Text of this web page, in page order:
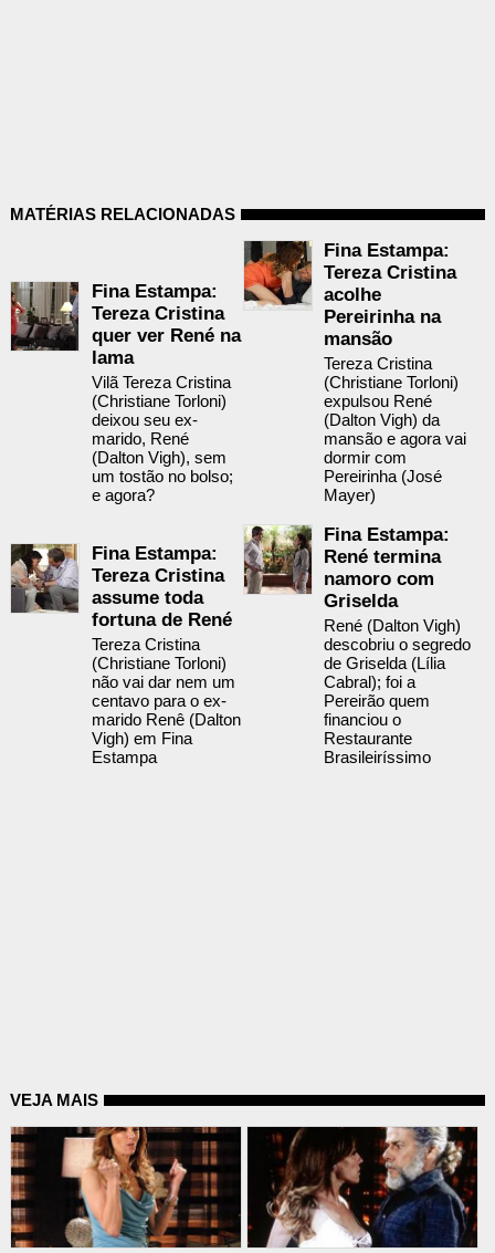
MATÉRIAS RELACIONADAS
Fina Estampa:
Tereza Cristina
quer ver René na
lama
Vilã Tereza Cristina
(Christiane Torloni)
deixou seu ex-
marido, René
(Dalton Vigh), sem
um tostão no bolso;
e agora?
Fina Estampa:
Tereza Cristina
acolhe
Pereirinha na
mansão
Tereza Cristina
(Christiane Torloni)
expulsou René
(Dalton Vigh) da
mansão e agora vai
dormir com
Pereirinha (José
Mayer)
Fina Estampa:
Tereza Cristina
assume toda
fortuna de René
Tereza Cristina
(Christiane Torloni)
não vai dar nem um
centavo para o ex-
marido Renê (Dalton
Vigh) em Fina
Estampa
Fina Estampa:
René termina
namoro com
Griselda
René (Dalton Vigh)
descobriu o segredo
de Griselda (Lília
Cabral); foi a
Pereirão quem
financiou o
Restaurante
Brasileiríssimo
VEJA MAIS